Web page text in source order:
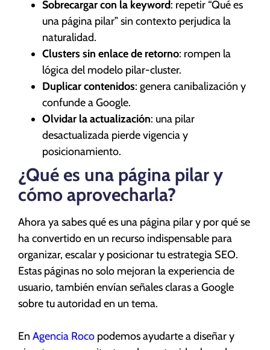
Sobrecargar con la keyword: repetir “Qué es
una página pilar” sin contexto perjudica la
naturalidad.
Clusters sin enlace de retorno: rompen la
lógica del modelo pilar-cluster.
Duplicar contenidos: genera canibalización y
confunde a Google.
Olvidar la actualización: una pilar
desactualizada pierde vigencia y
posicionamiento.
¿Qué es una página pilar y
cómo aprovecharla?
Ahora ya sabes qué es una página pilar y por qué se
ha convertido en un recurso indispensable para
organizar, escalar y posicionar tu estrategia SEO.
Estas páginas no solo mejoran la experiencia de
usuario, también envían señales claras a Google
sobre tu autoridad en un tema.
En Agencia Roco podemos ayudarte a diseñar y